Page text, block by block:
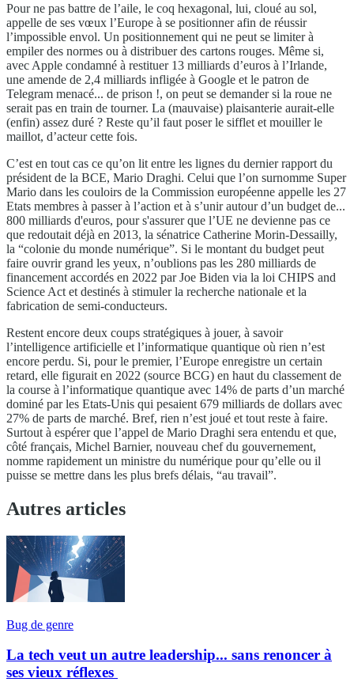
Pour ne pas battre de l’aile, le coq hexagonal, lui, cloué au sol,
appelle de ses vœux l’Europe à se positionner afin de réussir
l’impossible envol. Un positionnement qui ne peut se limiter à
empiler des normes ou à distribuer des cartons rouges. Même si,
avec Apple condamné à restituer 13 milliards d’euros à l’Irlande,
une amende de 2,4 milliards infligée à Google et le patron de
Telegram menacé... de prison !, on peut se demander si la roue ne
serait pas en train de tourner. La (mauvaise) plaisanterie aurait-elle
(enfin) assez duré ? Reste qu’il faut poser le sifflet et mouiller le
maillot, d’acteur cette fois.
C’est en tout cas ce qu’on lit entre les lignes du dernier rapport du
président de la BCE, Mario Draghi. Celui que l’on surnomme Super
Mario dans les couloirs de la Commission européenne appelle les 27
Etats membres à passer à l’action et à s’unir autour d’un budget de...
800 milliards d'euros, pour s'assurer que l’UE ne devienne pas ce
que redoutait déjà en 2013, la sénatrice Catherine Morin-Dessailly,
la “colonie du monde numérique”. Si le montant du budget peut
faire ouvrir grand les yeux, n’oublions pas les 280 milliards de
financement accordés en 2022 par Joe Biden via la loi CHIPS and
Science Act et destinés à stimuler la recherche nationale et la
fabrication de semi-conducteurs.
Restent encore deux coups stratégiques à jouer, à savoir
l’intelligence artificielle et l’informatique quantique où rien n’est
encore perdu. Si, pour le premier, l’Europe enregistre un certain
retard, elle figurait en 2022 (source BCG) en haut du classement de
la course à l’informatique quantique avec 14% de parts d’un marché
dominé par les Etats-Unis qui pesaient 679 milliards de dollars avec
27% de parts de marché. Bref, rien n’est joué et tout reste à faire.
Surtout à espérer que l’appel de Mario Draghi sera entendu et que,
côté français, Michel Barnier, nouveau chef du gouvernement,
nomme rapidement un ministre du numérique pour qu’elle ou il
puisse se mettre dans les plus brefs délais, “au travail”.
Autres articles
Bug de genre
La tech veut un autre leadership... sans renoncer à
ses vieux réflexes